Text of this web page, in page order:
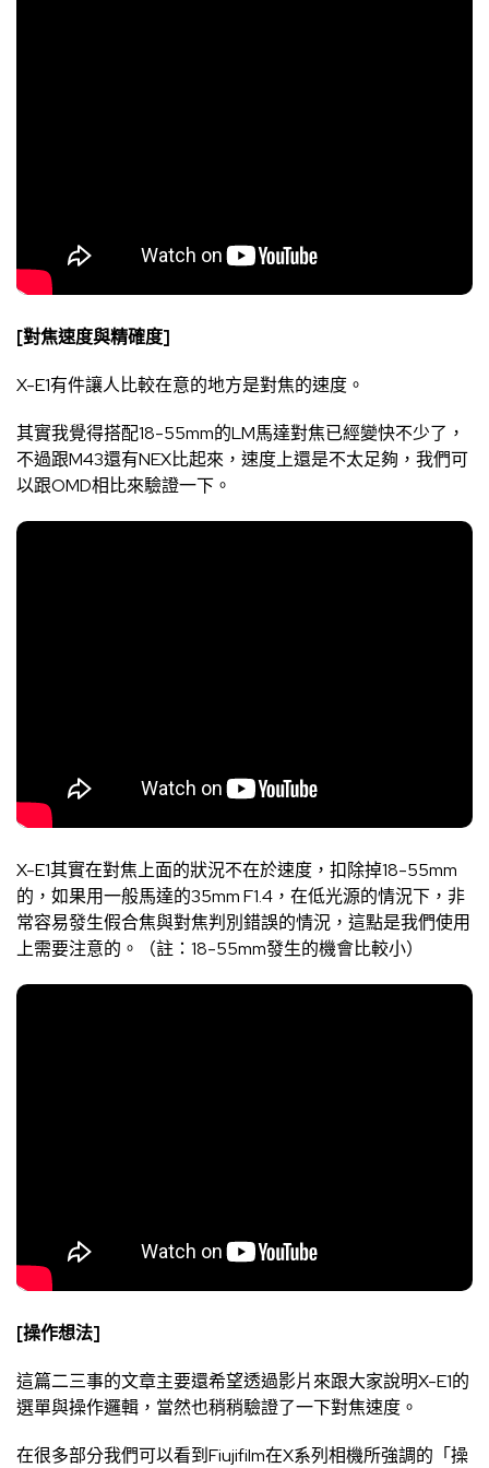
[對焦速度與精確度]
X-E1有件讓人比較在意的地方是對焦的速度。
其實我覺得搭配18-55mm的LM馬達對焦已經變快不少了，
不過跟M43還有NEX比起來，速度上還是不太足夠，我們可
以跟OMD相比來驗證一下。
X-E1其實在對焦上面的狀況不在於速度，扣除掉18-55mm
的，如果用一般馬達的35mm F1.4，在低光源的情況下，非
常容易發生假合焦與對焦判別錯誤的情況，這點是我們使用
上需要注意的。（註：18-55mm發生的機會比較小）
[操作想法]
這篇二三事的文章主要還希望透過影片來跟大家說明X-E1的
選單與操作邏輯，當然也稍稍驗證了一下對焦速度。
在很多部分我們可以看到Fiujifilm在X系列相機所強調的「操